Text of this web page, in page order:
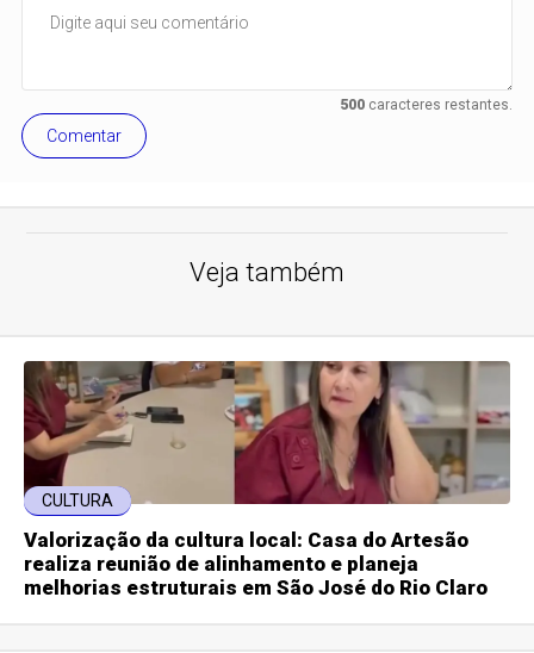
500caracteres restantes.
Comentar
Veja também
CULTURA
Valorização da cultura local: Casa do Artesão
realiza reunião de alinhamento e planeja
melhorias estruturais em São José do Rio Claro